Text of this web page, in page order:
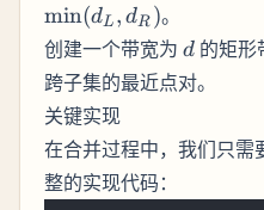
min(dL , dR )。
创建一个带宽为 d
d 的矩形
跨子集的最近点对。
关键实现
在合并过程中，我们只需
整的实现代码：